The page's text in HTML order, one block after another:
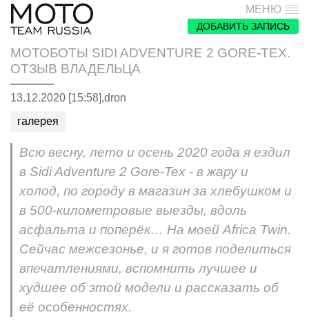
МЕНЮ
ДОБАВИТЬ ЗАПИСЬ
МОТОБОТЫ SIDI ADVENTURE 2 GORE-TEX.
ОТЗЫВ ВЛАДЕЛЬЦА
13.12.2020 [15:58],dron
галерея
Всю весну, лето и осень 2020 года я ездил
в Sidi Adventure 2 Gore-Tex - в жару и
холод, по городу в магазин за хлебушком и
в 500-километровые выезды, вдоль
асфальта и поперёк… На моей Africa Twin.
Сейчас межсезонье, и я готов поделиться
впечатлениями, вспомнить лучшее и
худшее об этой модели и рассказать об
её особенностях.